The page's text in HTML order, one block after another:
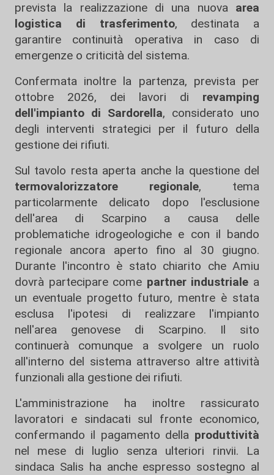
prevista la realizzazione di una nuova area
logistica di trasferimento, destinata a
garantire continuità operativa in caso di
emergenze o criticità del sistema.
Confermata inoltre la partenza, prevista per
ottobre 2026, dei lavori di revamping
dell'impianto di Sardorella, considerato uno
degli interventi strategici per il futuro della
gestione dei rifiuti.
Sul tavolo resta aperta anche la questione del
termovalorizzatore regionale, tema
particolarmente delicato dopo l'esclusione
dell'area di Scarpino a causa delle
problematiche idrogeologiche e con il bando
regionale ancora aperto fino al 30 giugno.
Durante l'incontro è stato chiarito che Amiu
dovrà partecipare come partner industriale a
un eventuale progetto futuro, mentre è stata
esclusa l'ipotesi di realizzare l'impianto
nell'area genovese di Scarpino. Il sito
continuerà comunque a svolgere un ruolo
all'interno del sistema attraverso altre attività
funzionali alla gestione dei rifiuti.
L'amministrazione ha inoltre rassicurato
lavoratori e sindacati sul fronte economico,
confermando il pagamento della produttività
nel mese di luglio senza ulteriori rinvii. La
sindaca Salis ha anche espresso sostegno al